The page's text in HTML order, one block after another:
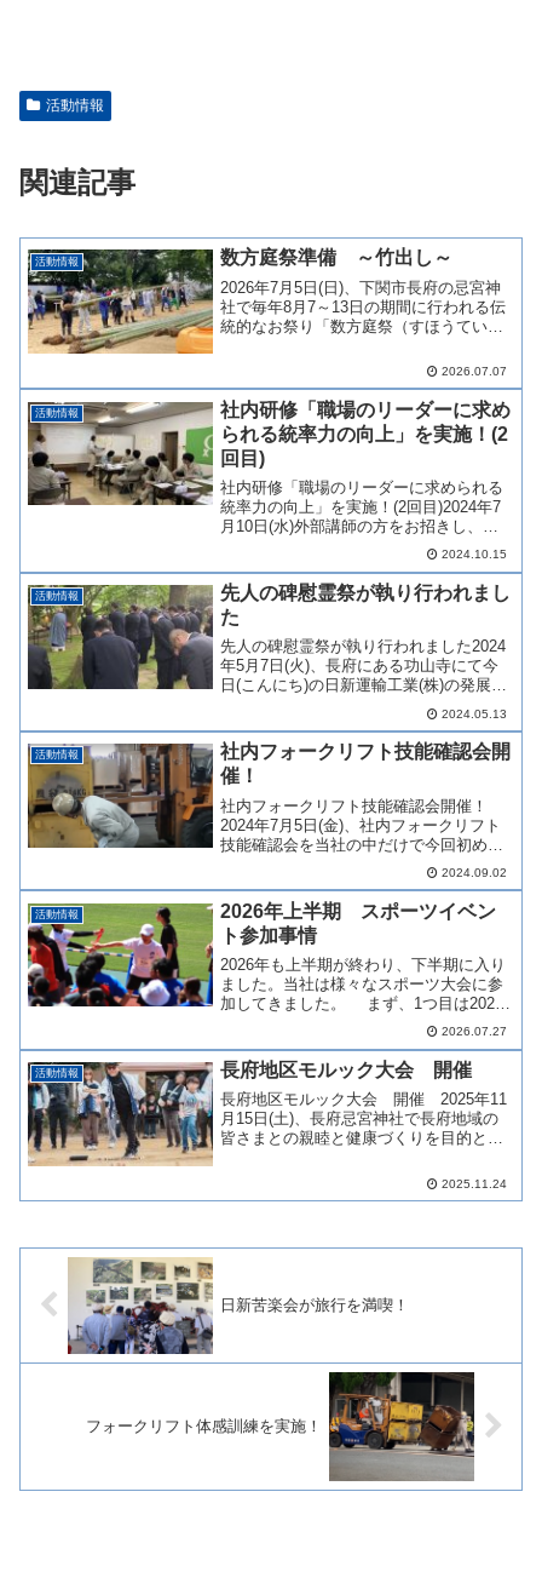
活動情報
関連記事
活動情報 数方庭祭準備 ～竹出し～
2026年7月5日(日)、下関市長府の忌宮神
社で毎年8月7～13日の期間に行われる伝
統的なお祭り「数方庭祭（すほうていさ
「竹出し」が行われ、当社から13名が参
加しました。 当日はあいにくの雨模様
となりました...
2026.07.07
活動情報
社内研修「職場のリーダーに求め
られる統率力の向上」を実施！(2
回目)
社内研修「職場のリーダーに求められる
統率力の向上」を実施！(2回目)2024年7
月10日(水)外部講師の方をお招きし、係
長・班長・主任を対象とした社内研修が
行われました。今年3月12日(火)にも同様
の社内研修が行われ、今回はメンバーを
変えて...
2024.10.15
活動情報
先人の碑慰霊祭が執り行われまし
た
先人の碑慰霊祭が執り行われました2024
年5月7日(火)、長府にある功山寺にて今
日(こんにち)の日新運輸工業(株)の発展に
尽くされた物故者の方々の功績を偲ぶた
めの慰霊祭が執り行われました。記念碑
には「優曇華(うどんげ)」と記されており
ます。...
2024.05.13
活動情報
社内フォークリフト技能確認会開
催！
社内フォークリフト技能確認会開催！
2024年7月5日(金)、社内フォークリフト
技能確認会を当社の中だけで今回初めて
開催しました。各課の代表者6名は各々の
部署の作業の中でフォークリフトを使っ
ています。この確認会で代表者6名には普
段の作業 (フ...
2024.09.02
活動情報
2026年上半期 スポーツイベン
ト参加事情
2026年も上半期が終わり、下半期に入り
ました。当社は様々なスポーツ大会に参
加してきました。 まず、1つ目は2026
年1月18日(日)の「第38回城下町長府マラ
ソン」です。当社から48名（5kmの部47
名、ハーフの部1名）が参加しました。...
2026.07.27
活動情報 長府地区モルック大会 開催
長府地区モルック大会 開催 2025年11
月15日(土)、長府忌宮神社で長府地域の
皆さまとの親睦と健康づくりを目的とし
した。 企業10社と高校生が参加し、1チ
ーム3名で計20チームが集まり開催しまし
2025.11.24
日新苦楽会が旅行を満喫！
フォークリフト体感訓練を実施！